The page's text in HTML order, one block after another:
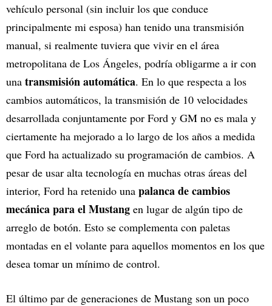
vehículo personal (sin incluir los que conduce
principalmente mi esposa) han tenido una transmisión
manual, si realmente tuviera que vivir en el área
metropolitana de Los Ángeles, podría obligarme a ir con
una transmisión automática. En lo que respecta a los
cambios automáticos, la transmisión de 10 velocidades
desarrollada conjuntamente por Ford y GM no es mala y
ciertamente ha mejorado a lo largo de los años a medida
que Ford ha actualizado su programación de cambios. A
pesar de usar alta tecnología en muchas otras áreas del
interior, Ford ha retenido una palanca de cambios
mecánica para el Mustang en lugar de algún tipo de
arreglo de botón. Esto se complementa con paletas
montadas en el volante para aquellos momentos en los que
desea tomar un mínimo de control.
El último par de generaciones de Mustang son un poco